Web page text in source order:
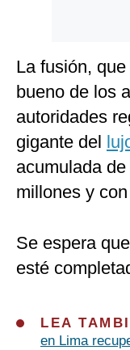
La fusión,
bueno de los
autoridades
gigante del
acumulada
millones y
Se espera
esté
LEA
en Lima